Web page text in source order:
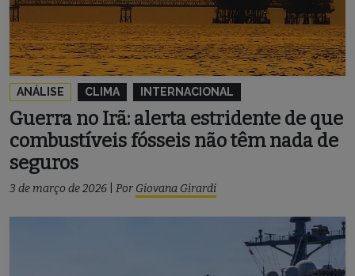
ANÁLISE CLIMA INTERNACIONAL
Guerra no Irã: alerta estridente de que
combustíveis fósseis não têm nada de
seguros
3 de março de 2026 Por Giovana Girardi